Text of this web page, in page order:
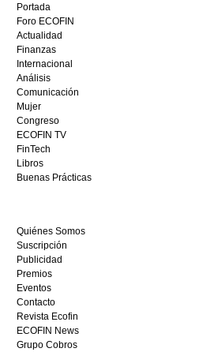
mejor
bono
sin
depósito
casino
en
España,
visita
este
sitio
restaurantedonmauro.es
y
ganar
hoy
mismo.
Portada
Foro ECOFIN
Actualidad
Finanzas
Internacional
Análisis
Comunicación
Mujer
Congreso
ECOFIN TV
FinTech
Libros
Buenas Prácticas
Quiénes Somos
Suscripción
Publicidad
Premios
Eventos
Contacto
Revista Ecofin
ECOFIN News
Grupo Cobros